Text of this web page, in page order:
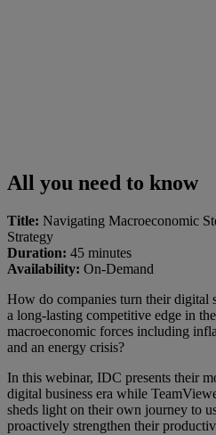
All you need to know
Title: Navigating Macroeconomic
Strategy
Duration: 45 minutes
Availability: On-Demand
How do companies turn their digital
a long-lasting competitive edge in
macroeconomic forces including
and an energy crisis?
In this webinar, IDC presents their
digital business era while
sheds light on their own journey to
proactively strengthen their